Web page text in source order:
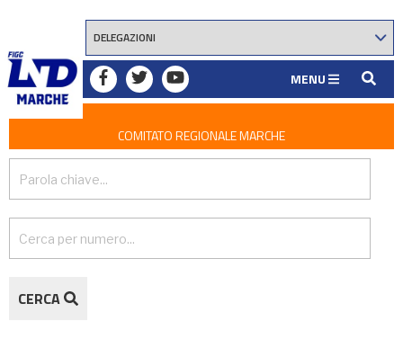
MENU
COMITATO REGIONALE MARCHE
CERCA